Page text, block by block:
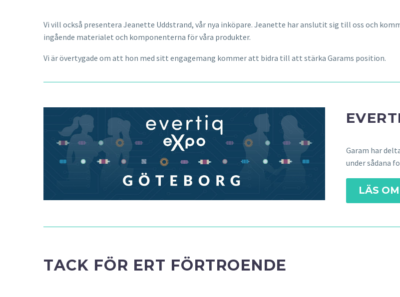
Vi vill också presentera Jeanette Uddstrand, vår nya inköpare. Jeanette har anslutit sig till oss och
ingående materialet och komponenterna för våra produkter.
Vi är övertygade om att hon med sitt engagemang kommer att bidra till att stärka Garams position.
Garam har
under sådana
LÄS
TACK FÖR ERT FÖRTROENDE